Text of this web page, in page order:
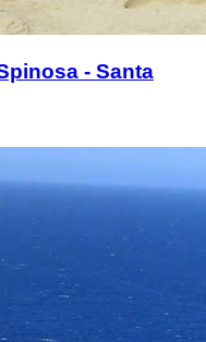
- Santa